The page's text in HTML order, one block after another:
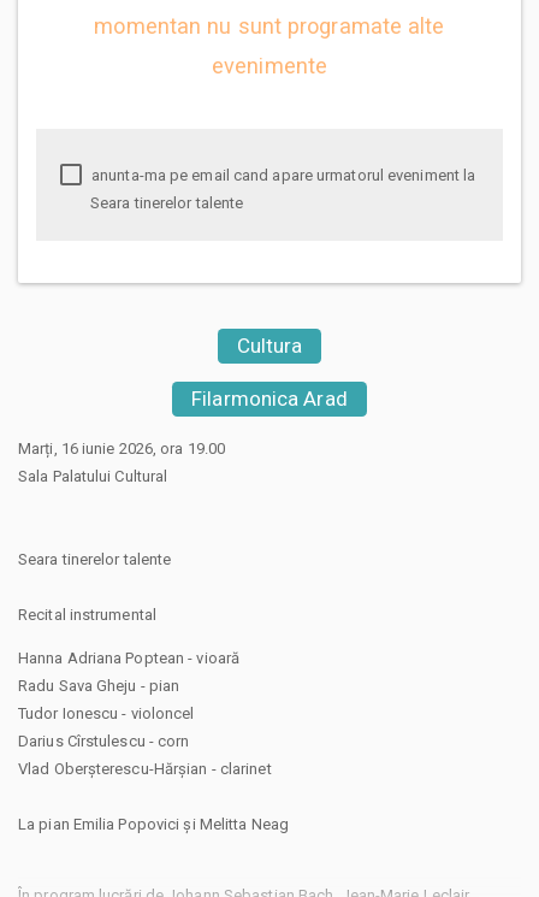
momentan nu sunt programate alte
evenimente
Seara tinerelor talente
Cultura
Filarmonica Arad
Marți, 16 iunie 2026, ora 19.00
Sala Palatului Cultural
Seara tinerelor talente
Recital instrumental
Hanna Adriana Poptean - vioară
Radu Sava Gheju - pian
Tudor Ionescu - violoncel
Darius Cîrstulescu - corn
Vlad Oberșterescu-Hărșian - clarinet
La pian Emilia Popovici și Melitta Neag